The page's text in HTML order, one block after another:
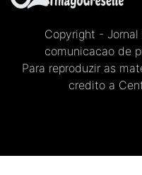
Copyright -
comunicacao de
Para reproduzir as
credito a